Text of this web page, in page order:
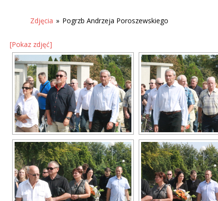
Zdjęcia » Pogrzb Andrzeja Poroszewskiego
[Pokaz zdjęć]